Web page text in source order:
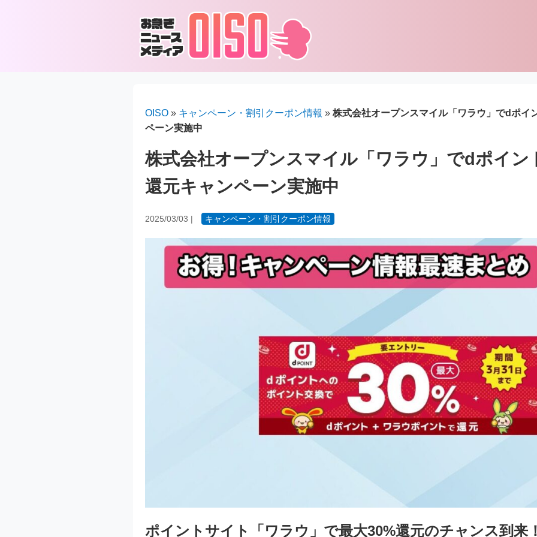
OISO » キャンペーン・割引クーポン情報 » 株式会社オープンスマイル「ワラウ」でdポイ
ペーン実施中
株式会社オープンスマイル「ワラウ」でdポイン
還元キャンペーン実施中
2025/03/03 | キャンペーン・割引クーポン情報
ポイントサイト「ワラウ」で最大30%還元のチャンス到来